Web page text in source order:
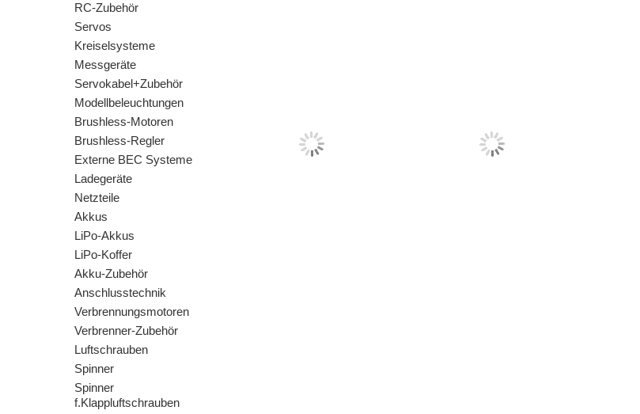
RC-Zubehör
Servos
Kreiselsysteme
Messgeräte
Servokabel+Zubehör
Modellbeleuchtungen
Brushless-Motoren
Brushless-Regler
Externe BEC Systeme
Ladegeräte
Netzteile
Akkus
LiPo-Akkus
LiPo-Koffer
Akku-Zubehör
Anschlusstechnik
Verbrennungsmotoren
Verbrenner-Zubehör
Luftschrauben
Spinner
Spinner
f.Klappluftschrauben